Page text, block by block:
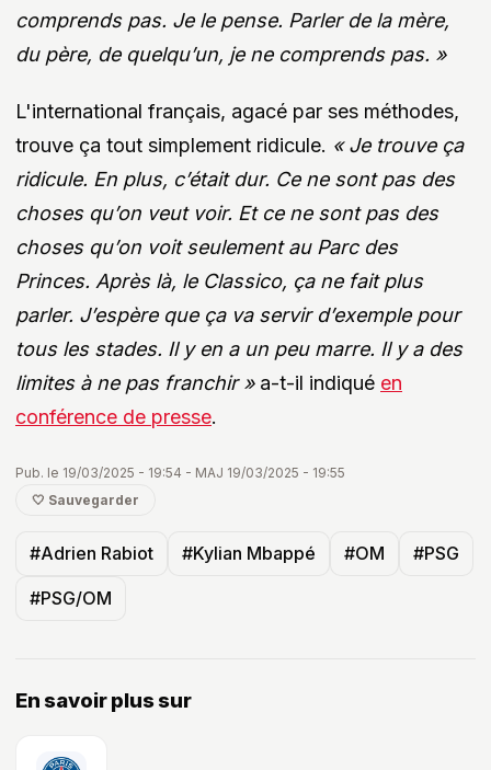
comprends pas. Je le pense. Parler de la mère,
du père, de quelqu’un, je ne comprends pas. »
L'international français, agacé par ses méthodes,
trouve ça tout simplement ridicule. « Je trouve ça
ridicule. En plus, c’était dur. Ce ne sont pas des
choses qu’on veut voir. Et ce ne sont pas des
choses qu’on voit seulement au Parc des
Princes. Après là, le Classico, ça ne fait plus
parler. J’espère que ça va servir d’exemple pour
tous les stades. Il y en a un peu marre. Il y a des
limites à ne pas franchir »a-t-il indiqué en
conférence de presse.
Pub. le 19/03/2025 - 19:54 - MAJ 19/03/2025 - 19:55
🤍 Sauvegarder
#Adrien Rabiot #Kylian Mbappé #OM #PSG
#PSG/OM
En savoir plus sur